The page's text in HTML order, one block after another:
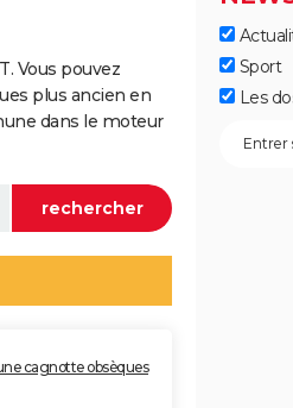
Vous pouvez
plus ancien en
dans le moteur
cagnotte obsèques
Sport
Les